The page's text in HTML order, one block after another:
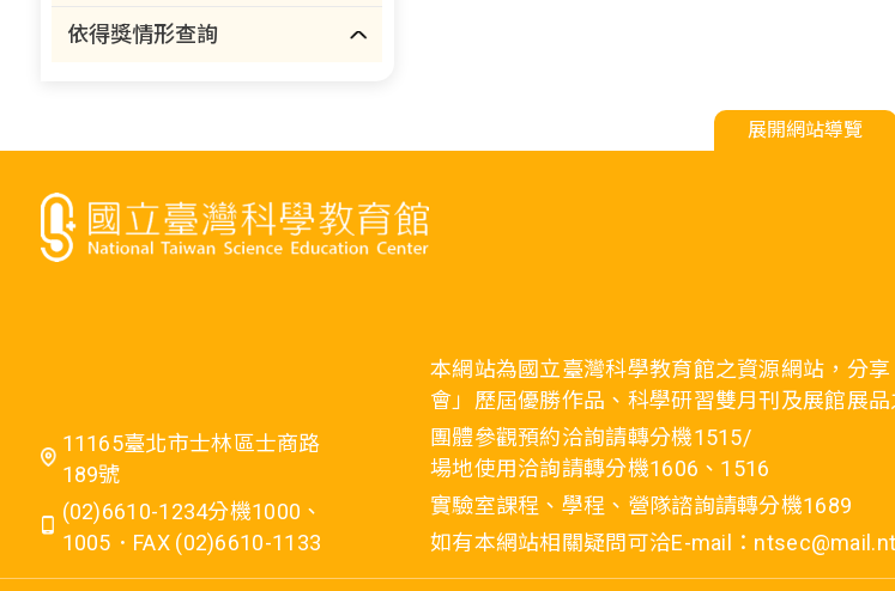
依得獎情形查詢
展開網站導覽
11165臺北市士林區士商路
189號
(02)6610-1234分機1000、
1005．FAX (02)6610-1133
本網站為國立臺灣科學教育館之資源網站，分
會」歷屆優勝作品、科學研習雙月刊及展館展
團體參觀預約洽詢請轉分機1515/
場地使用洽詢請轉分機1606、1516
實驗室課程、學程、營隊諮詢請轉分機1689
如有本網站相關疑問可洽E-mail：